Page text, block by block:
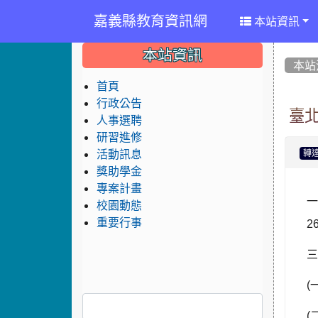
嘉義縣教育資訊網 本站資訊
本
臺
轉
(
(
::: 本站資訊
首頁
行政公告
人事選聘
研習進修
活動訊息
獎助學金
專案計畫
校園動態
重要行事